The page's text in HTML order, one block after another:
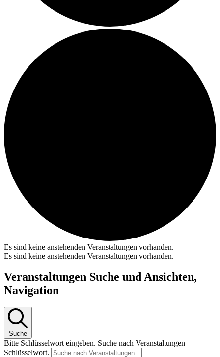
Es sind keine anstehenden Veranstaltungen vorhanden.
Es sind keine anstehenden Veranstaltungen vorhanden.
Veranstaltungen Suche und Ansichten,
Navigation
Suche
Bitte Schlüsselwort eingeben. Suche nach Veranstaltungen
Schlüsselwort.